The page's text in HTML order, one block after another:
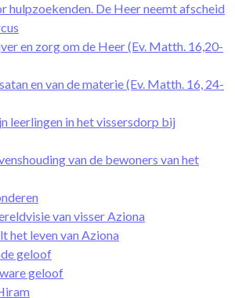
hulpzoekenden. De Heer neemt afscheid
en zorg om de Heer (Ev. Matth. 16,20-
en van de materie (Ev. Matth. 16, 24-
leerlingen in het vissersdorp bij
van de bewoners van het
van visser Aziona
het leven van Aziona
geloof
geloof